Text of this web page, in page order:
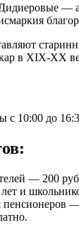
—
в XIX-XX
с 10:00 до
— 200
и